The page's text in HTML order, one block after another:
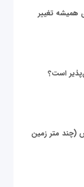
همیشه تغییر
است؟
(چند متر زمین